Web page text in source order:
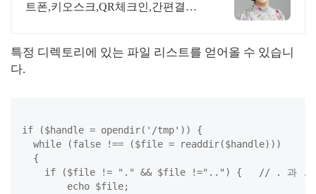
트폰,키오스크,QR체크인,간편결재,
특정 디렉토리에 있는 파일 리스트를 얻어올 수 있습니
다.
if ($handle = opendir('/tmp')) {
  while (false !== ($file = readdir($handle)))
  {
if ($file != "." && $file !="..") {   // . 과 ..
        echo $file;